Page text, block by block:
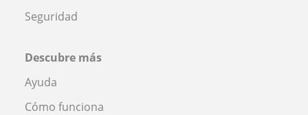
Seguridad
Descubre más
Ayuda
Cómo funciona